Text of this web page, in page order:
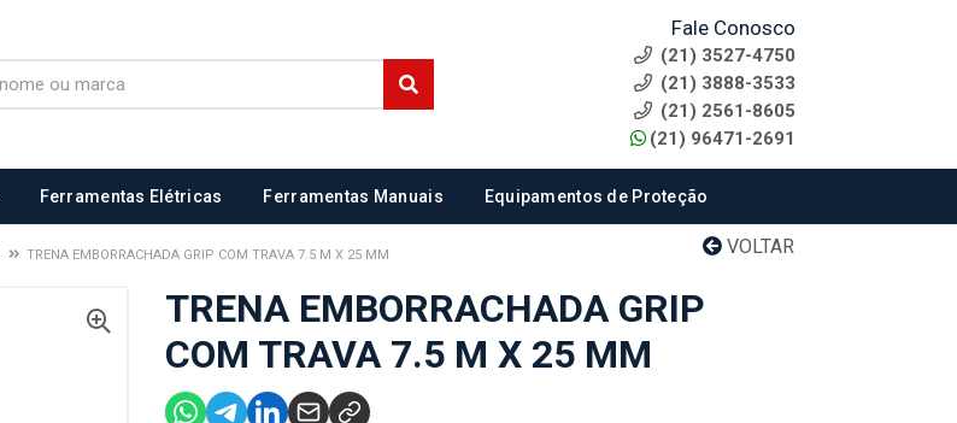
Fale Conosco
(21) 3527-4750
(21) 3888-3533
(21) 2561-8605
(21) 96471-2691
Ferramentas Elétricas Ferramentas Manuais Equipamentos de Proteção
VOLTAR
TRENA EMBORRACHADA GRIP COM TRAVA 7.5 M X 25 MM
TRENA EMBORRACHADA GRIP
COM TRAVA 7.5 M X 25 MM